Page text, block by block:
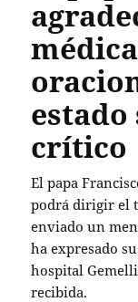
estado
crítico
El papa
podrá dirigir el
enviado un
ha expresado
hospital
recibida.